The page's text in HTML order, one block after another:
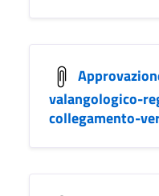
valangologico-
collegamento-